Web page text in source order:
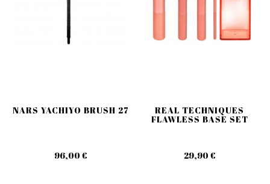
NARS YACHIYO BRUSH 27
96,00 €
REAL TECHNIQUES
FLAWLESS BASE SET
29,90 €